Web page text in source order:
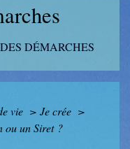
DÉMARCHES
vie > Je crée >
ou un Siret ?